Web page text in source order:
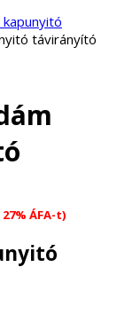
kapunyitó
távirányító
ÁFA-t)